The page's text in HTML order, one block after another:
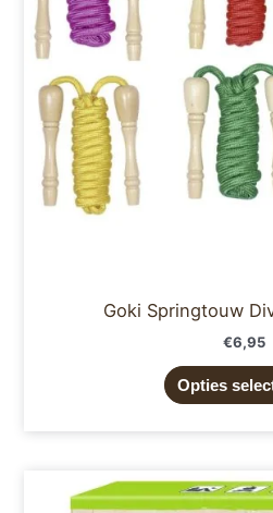
Goki Springtouw
€6,95
Opties